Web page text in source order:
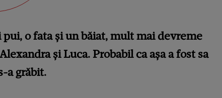
o fata și un băiat, mult mai devreme
și Luca. Probabil ca așa a fost sa
a grăbit.